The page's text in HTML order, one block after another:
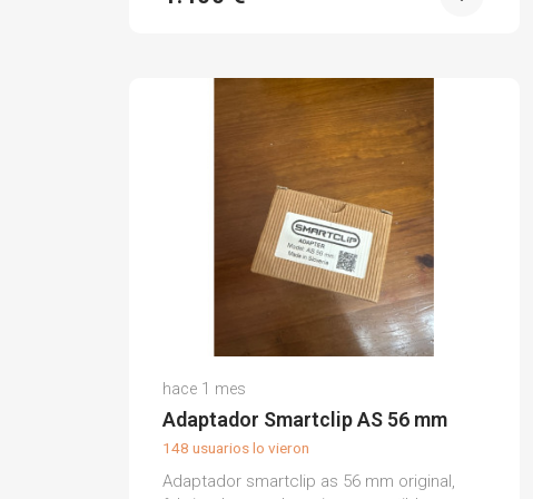
hace 1 mes
Adaptador Smartclip AS 56 mm
148 usuarios lo vieron
Adaptador smartclip as 56 mm original,